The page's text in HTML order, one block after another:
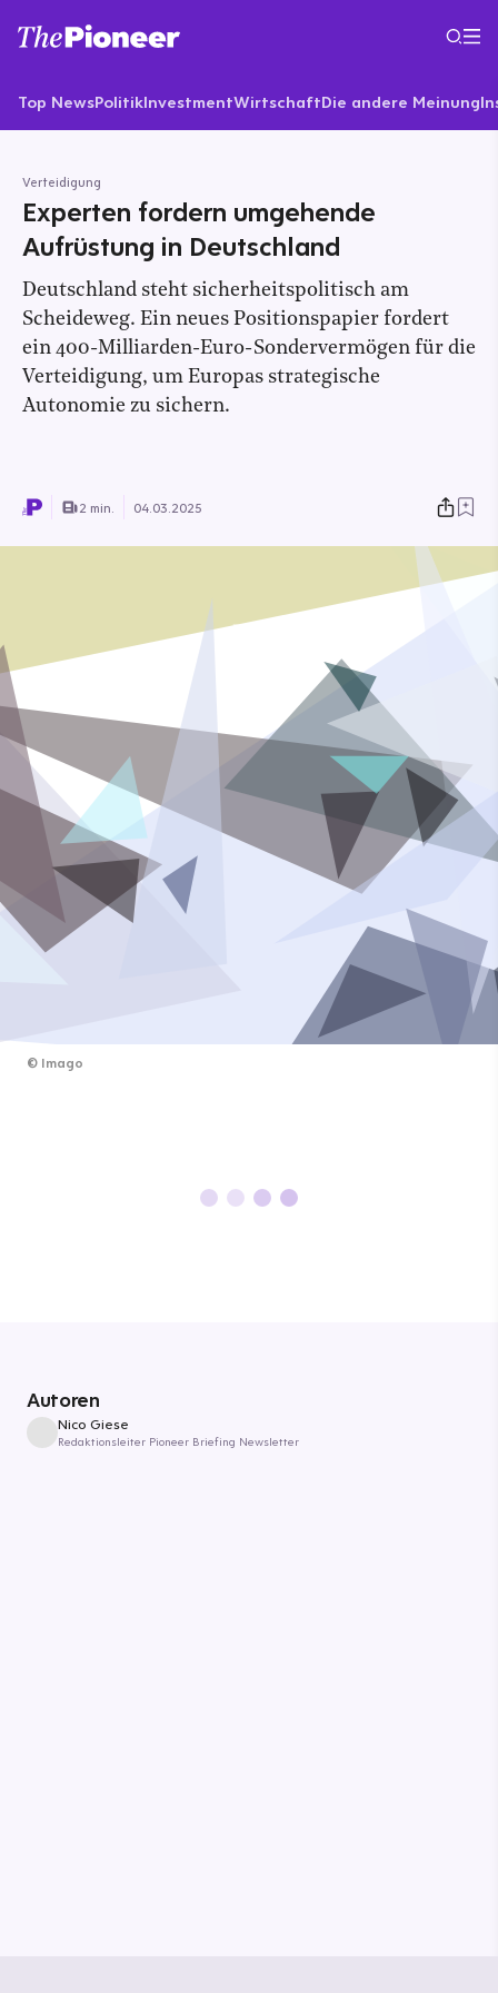
Top NewsPolitikInvestmentWirtschaftDie andere Meinung
Verteidigung
Experten fordern umgehende
Aufrüstung in Deutschland
Deutschland steht sicherheitspolitisch am
Scheideweg. Ein neues Positionspapier fordert
ein 400-Milliarden-Euro-Sondervermögen für die
Verteidigung, um Europas strategische
Autonomie zu sichern.
2 min. 04.03.2025
© Imago
Autoren
Nico Giese
Redaktionsleiter Pioneer Briefing Newsletter